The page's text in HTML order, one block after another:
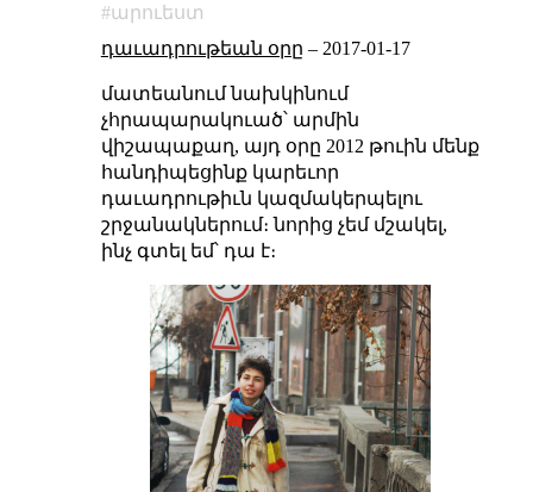
արուեստ
դաւադրութեան օրը – 2017-01-17
մատեանում նախկինում
չհրապարակուած՝ արմին
վիշապաքաղ, այդ օրը 2012 թուին մենք
հանդիպեցինք կարեւոր
դաւադրութիւն կազմակերպելու
շրջանակներում։ նորից չեմ մշակել,
ինչ գտել եմ՝ դա է։